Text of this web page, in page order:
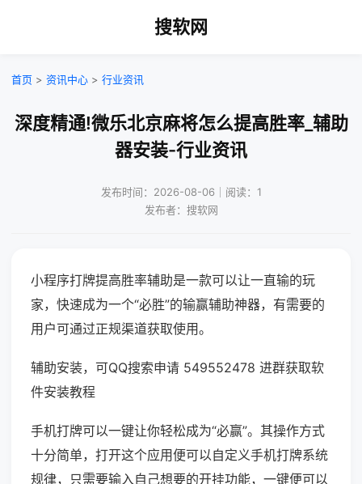
搜软网
首页 > 资讯中心 > 行业资讯
深度精通!微乐北京麻将怎么提高胜率_辅助
器安装-行业资讯
发布时间：2026-08-06｜阅读：1
发布者：搜软网
小程序打牌提高胜率辅助是一款可以让一直输的玩
家，快速成为一个“必胜”的输赢辅助神器，有需要的
用户可通过正规渠道获取使用。
辅助安装，可QQ搜索申请 549552478 进群获取软
件安装教程
手机打牌可以一键让你轻松成为“必赢”。其操作方式
十分简单，打开这个应用便可以自定义手机打牌系统
规律，只需要输入自己想要的开挂功能，一键便可以